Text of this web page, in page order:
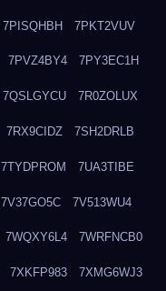
7PISQHBH 7PKT2VUV
7PVZ4BY4 7PY3EC1H
7QSLGYCU 7R0ZOLUX
7RX9CIDZ 7SH2DRLB
7TYDPROM 7UA3TIBE
7V37GO5C 7V513WU4
7WQXY6L4 7WRFNCB0
7XKFP983 7XMG6WJ3